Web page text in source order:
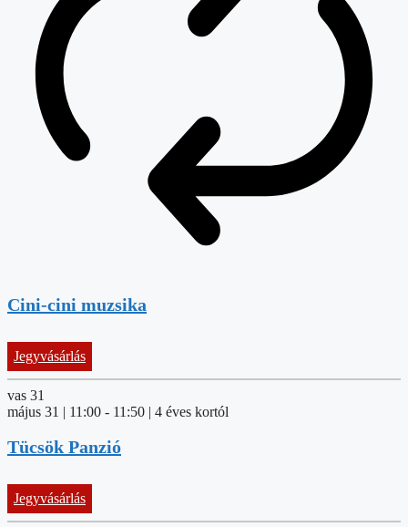
Jegyvásárlás
Cini-cini muzsika
vas 31
Jegyvásárlás
május 31 | 11:00 - 11:50 | 4 éves kortól
Tücsök Panzió